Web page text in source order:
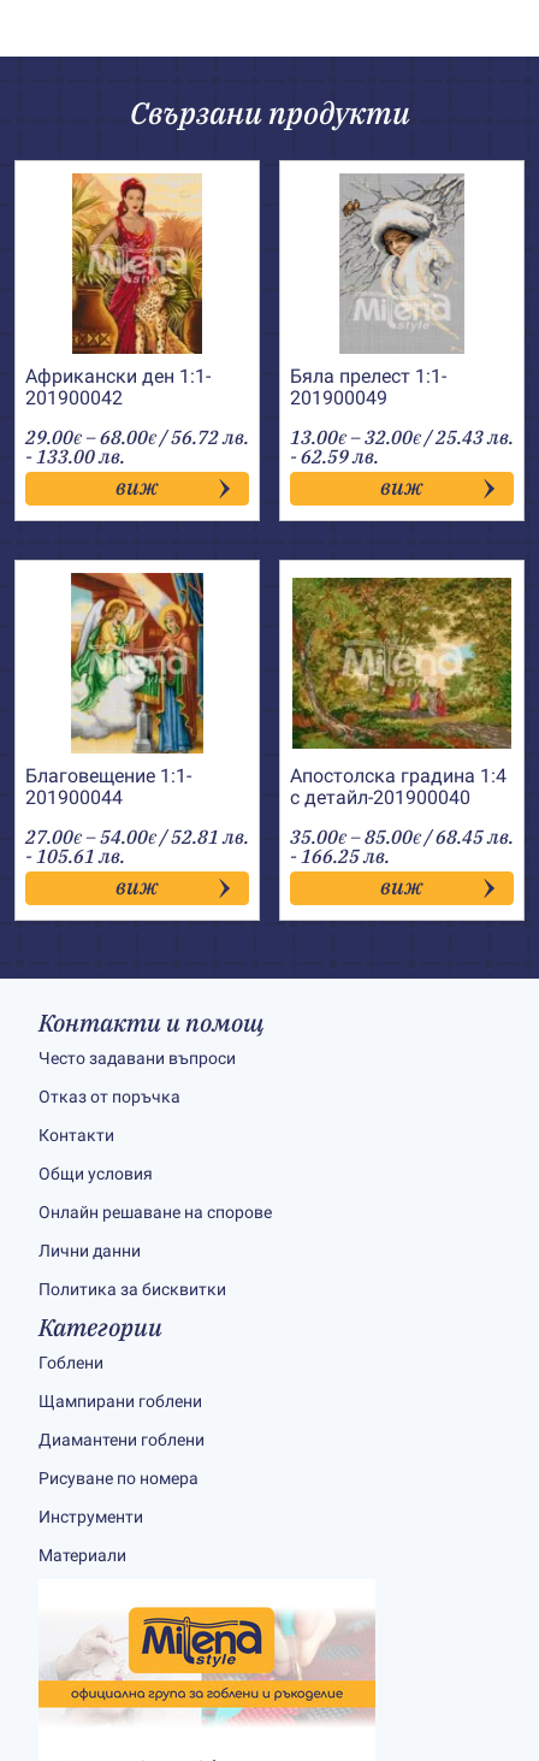
Свързани продукти
Африкански ден 1:1-
201900042
29.00€ –68.00€Price
range:
29.00€
through
68.00€
/ 56.72 лв.
- 133.00 лв.
виж
Бяла прелест 1:1-
201900049
13.00€ –32.00€Price
range:
13.00€
through
32.00€
/ 25.43 лв.
- 62.59 лв.
виж
Благовещение 1:1-
201900044
27.00€ –54.00€Price
range:
27.00€
through
54.00€
/ 52.81 лв.
- 105.61 лв.
виж
Апостолска градина 1:4
с детайл-201900040
35.00€ –85.00€Price
range:
35.00€
through
85.00€
/ 68.45 лв.
- 166.25 лв.
виж
Контакти и помощ
Често задавани въпроси
Отказ от поръчка
Контакти
Общи условия
Онлайн решаване на спорове
Лични данни
Политика за бисквитки
Категории
Гоблени
Щампирани гоблени
Диамантени гоблени
Рисуване по номера
Инструменти
Материали